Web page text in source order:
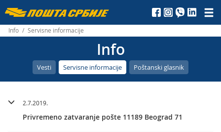
Пошта
Србије
д.о.о.
Info / Servisne informacije
Info
Vesti Servisne informacije Poštanski glasnik
2.7.2019.
Privremeno zatvaranje pošte 11189 Beograd 71